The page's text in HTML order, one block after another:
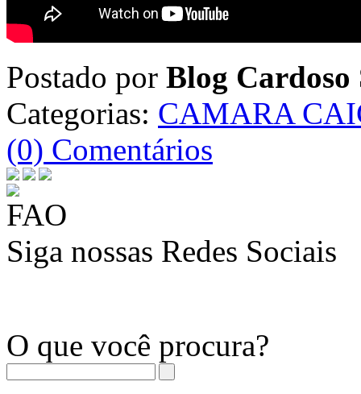
Postado por Blog Cardoso
Categorias: CAMARA
(0) Comentários
Siga nossas Redes Sociais
O que você procura?